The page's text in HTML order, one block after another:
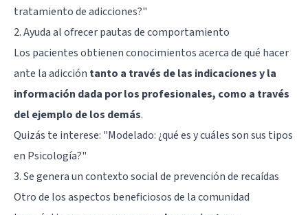
tratamiento de adicciones?"
2. Ayuda al ofrecer pautas de comportamiento
Los pacientes obtienen conocimientos acerca de qué hacer
ante la adicción tanto a través de las indicaciones y la
información dada por los profesionales, como a través
del ejemplo de los demás.
Quizás te interese: "Modelado: ¿qué es y cuáles son sus tipos
en Psicología?"
3. Se genera un contexto social de prevención de recaídas
Otro de los aspectos beneficiosos de la comunidad